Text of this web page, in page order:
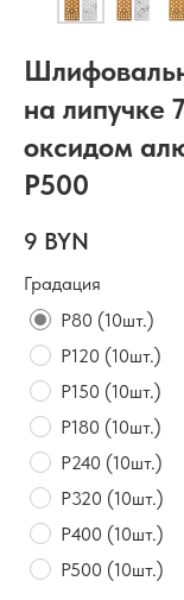
на липучке
оксидом
P500
9 BYN
Градация
P80 (10шт.)
P120 (10шт.)
P150 (10шт.)
P180 (10шт.)
P240 (10шт.)
P320 (10шт.)
P400 (10шт.)
P500 (10шт.)